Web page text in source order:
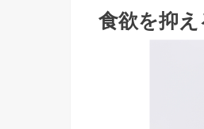
食欲を抑